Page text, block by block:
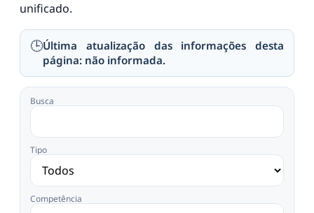
unificado.
🕒Última atualização das informações desta
página: não informada.
Busca
Tipo
Competência